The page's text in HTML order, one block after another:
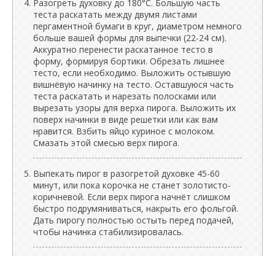
Разогреть духовку до 180°C. Большую часть
теста раскатать между двумя листами
пергаментной бумаги в круг, диаметром немного
больше вашей формы для выпечки (22-24 см).
Аккуратно перенести раскатанное тесто в
форму, формируя бортики. Обрезать лишнее
тесто, если необходимо. Выложить остывшую
вишнёвую начинку на тесто. Оставшуюся часть
теста раскатать и нарезать полосками или
вырезать узоры для верха пирога. Выложить их
поверх начинки в виде решетки или как вам
нравится. Взбить яйцо куриное с молоком.
Смазать этой смесью верх пирога.
Выпекать пирог в разогретой духовке 45-60
минут, или пока корочка не станет золотисто-
коричневой. Если верх пирога начнёт слишком
быстро подрумяниваться, накрыть его фольгой.
Дать пирогу полностью остыть перед подачей,
чтобы начинка стабилизировалась.